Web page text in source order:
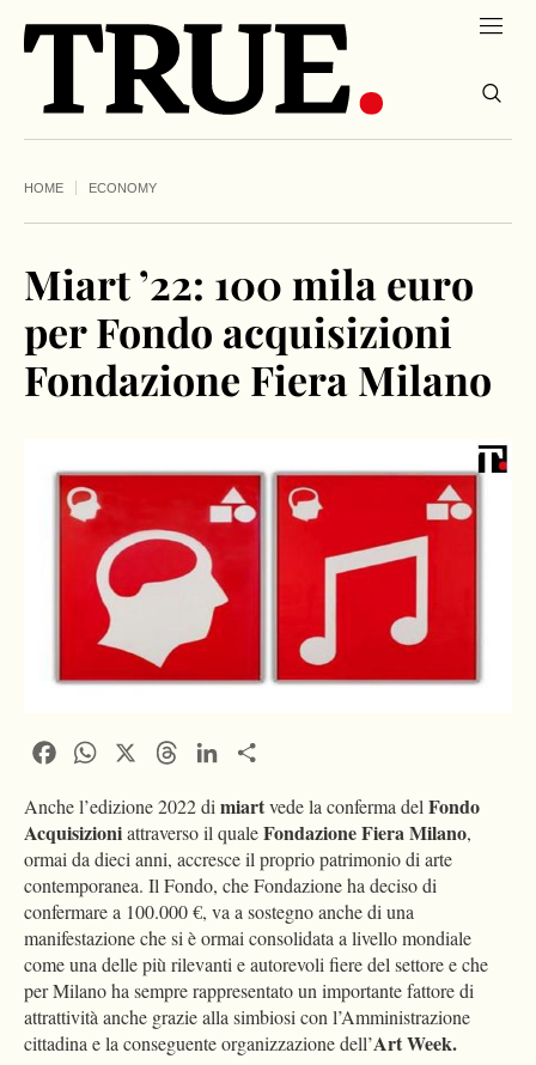
HOME ECONOMY
Miart ’22: 100 mila euro
per Fondo acquisizioni
Fondazione Fiera Milano
FacebookWhatsApp ThreadsLinkedIn
Anche l’edizione 2022 dimiartvede la conferma delFondo
Acquisizioniattraverso il qualeFondazione Fiera Milano,
ormai da dieci anni, accresce il proprio patrimonio di arte
contemporanea. Il Fondo, che Fondazione ha deciso di
confermare a 100.000 €, va a sostegno anche di una
manifestazione che si è ormai consolidata a livello mondiale
come una delle più rilevanti e autorevoli fiere del settore e che
per Milano ha sempre rappresentato un importante fattore di
attrattività anche grazie alla simbiosi con l’Amministrazione
cittadina e la conseguente organizzazione dell’Art Week.